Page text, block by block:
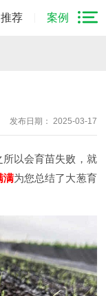
荐 案例
发布日期： 2025-03-17
以会育苗失败，就
满为您总结了大葱育